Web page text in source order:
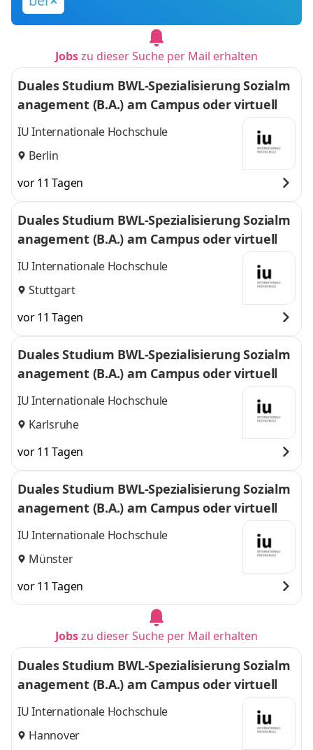
Jobszu dieser Suche per Mail erhalten
Duales Studium BWL-Spezialisierung Sozialm
anagement (B.A.) am Campus oder virtuell
IU Internationale Hochschule
Berlin
vor 11 Tagen
Duales Studium BWL-Spezialisierung Sozialm
anagement (B.A.) am Campus oder virtuell
IU Internationale Hochschule
Stuttgart
vor 11 Tagen
Duales Studium BWL-Spezialisierung Sozialm
anagement (B.A.) am Campus oder virtuell
IU Internationale Hochschule
Karlsruhe
vor 11 Tagen
Duales Studium BWL-Spezialisierung Sozialm
anagement (B.A.) am Campus oder virtuell
IU Internationale Hochschule
Münster
vor 11 Tagen
Jobszu dieser Suche per Mail erhalten
Duales Studium BWL-Spezialisierung Sozialm
anagement (B.A.) am Campus oder virtuell
IU Internationale Hochschule
Hannover